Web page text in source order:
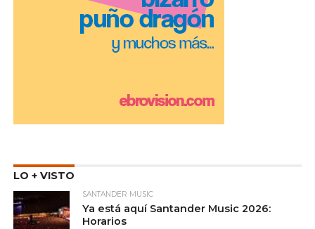
LO + VISTO
SANTANDER MUSIC
Ya está aquí Santander Music 2026:
Horarios